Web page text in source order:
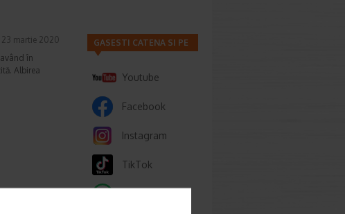
23 martie 2020
în
Albirea
GASESTI CATENA SI PE
Youtube
Facebook
Instagram
TikTok